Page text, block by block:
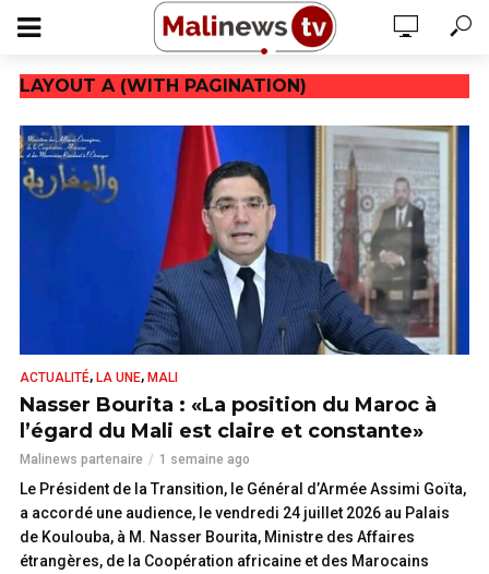
LAYOUT A (WITH PAGINATION)
ACTUALITÉ, LA UNE, MALI
Nasser Bourita : «La position du Maroc à
l’égard du Mali est claire et constante»
Malinews partenaire 1 semaine ago
Le Président de la Transition, le Général d’Armée Assimi Goïta,
a accordé une audience, le vendredi 24 juillet 2026 au Palais
de Koulouba, à M. Nasser Bourita, Ministre des Affaires
étrangères, de la Coopération africaine et des Marocains